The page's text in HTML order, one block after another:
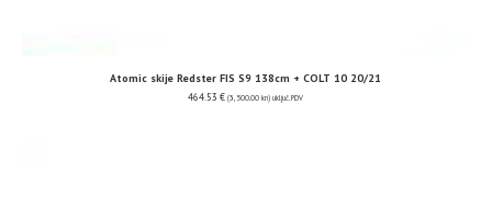
Atomic skije Redster FIS S9 138cm + COLT 10 20/21
464.53 € (3,500.00 kn) uključ. PDV